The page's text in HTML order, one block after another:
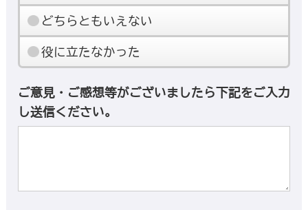
どちらともいえない
役に立たなかった
ご意見・ご感想等がございましたら下記をご入力
し送信ください。